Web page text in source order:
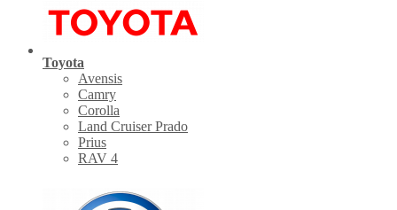
Toyota
Avensis
Camry
Corolla
Land Cruiser Prado
Prius
RAV 4